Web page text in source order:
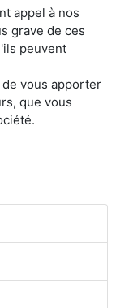
appel à nos
grave de ces
peuvent
vous apporter
que vous